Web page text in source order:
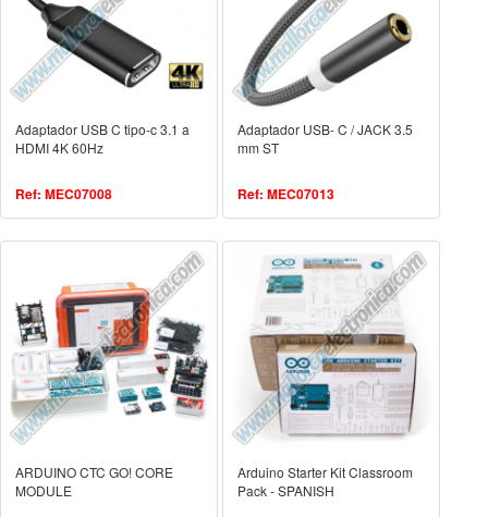
Adaptador USB C tipo-c 3.1 a
HDMI 4K 60Hz
Ref: MEC07008
Adaptador USB- C / JACK 3.5
mm ST
Ref: MEC07013
ARDUINO CTC GO! CORE
MODULE
Arduino Starter Kit Classroom
Pack - SPANISH